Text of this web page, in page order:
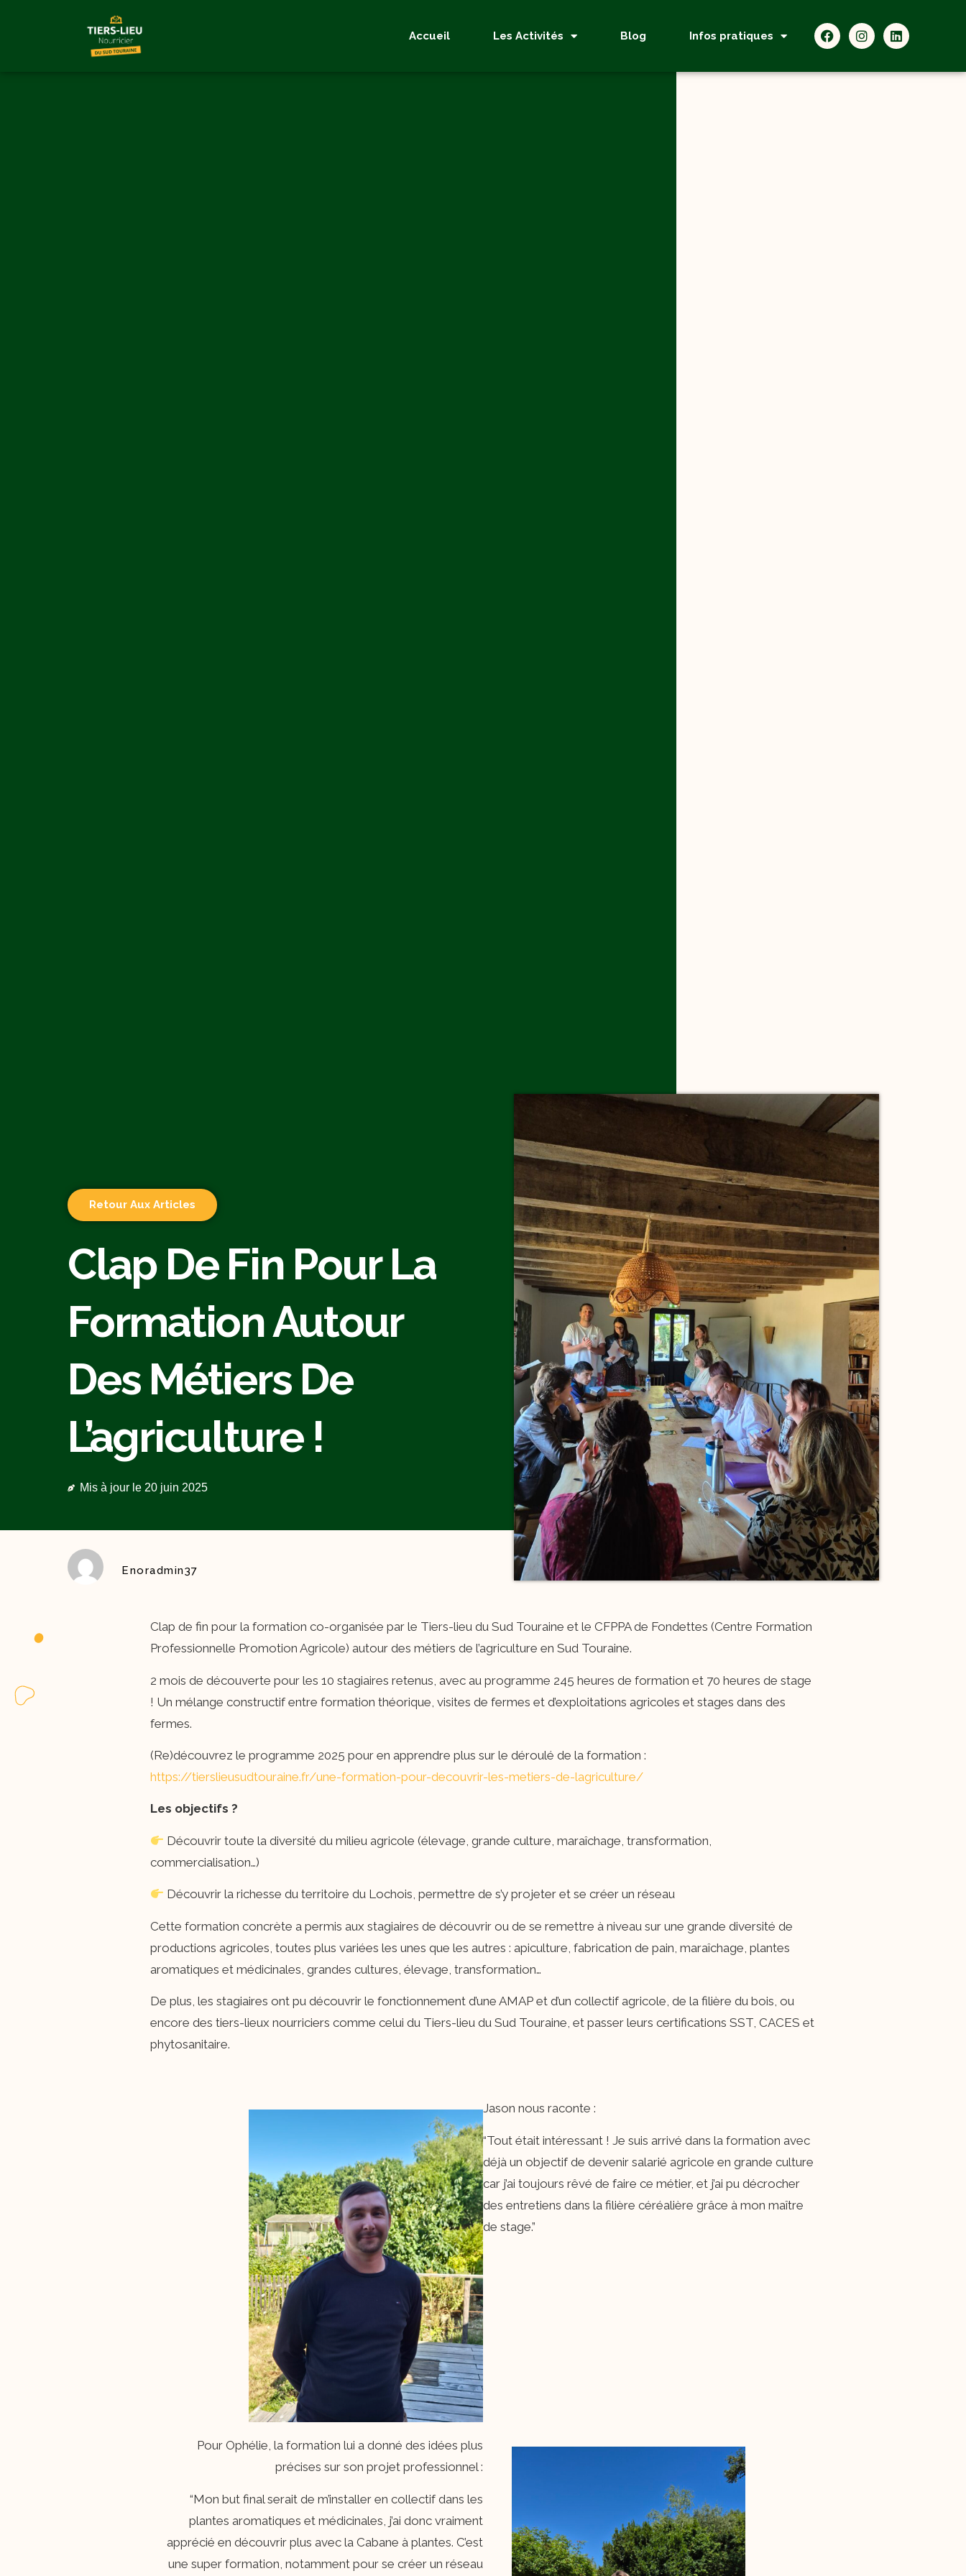
Accueil Les Activités Blog Infos pratiques
Retour Aux Articles
Clap De Fin Pour La
Formation Autour
Des Métiers De
L’agriculture !
Mis à jour le 20 juin 2025
Enoradmin37
Clap de fin pour la formation co-organisée par le Tiers-lieu du Sud Touraine et le CFPPA de Fondettes (Centre Formation
Professionnelle Promotion Agricole) autour des métiers de l’agriculture en Sud Touraine.
2 mois de découverte pour les 10 stagiaires retenus, avec au programme 245 heures de formation et 70 heures de stage
! Un mélange constructif entre formation théorique, visites de fermes et d’exploitations agricoles et stages dans des
fermes.
(Re)découvrez le programme 2025 pour en apprendre plus sur le déroulé de la formation :
https://tierslieusudtouraine.fr/une-formation-pour-decouvrir-les-metiers-de-lagriculture/
Les objectifs ?
​ Découvrir toute la diversité du milieu agricole (élevage, grande culture, maraîchage, transformation,
commercialisation…)
​ Découvrir la richesse du territoire du Lochois, permettre de s’y projeter et se créer un réseau
Cette formation concrète a permis aux stagiaires de découvrir ou de se remettre à niveau sur une grande diversité de
productions agricoles, toutes plus variées les unes que les autres : apiculture, fabrication de pain, maraîchage, plantes
aromatiques et médicinales, grandes cultures, élevage, transformation…
De plus, les stagiaires ont pu découvrir le fonctionnement d’une AMAP et d’un collectif agricole, de la filière du bois, ou
encore des tiers-lieux nourriciers comme celui du Tiers-lieu du Sud Touraine, et passer leurs certifications SST, CACES et
phytosanitaire.
Jason nous raconte :
“Tout était intéressant ! Je suis arrivé dans la formation avec
déjà un objectif de devenir salarié agricole en grande culture
car j’ai toujours rêvé de faire ce métier, et j’ai pu décrocher
des entretiens dans la filière céréalière grâce à mon maître
de stage.”
Pour Ophélie, la formation lui a donné des idées plus
précises sur son projet professionnel :
“Mon but final serait de m’installer en collectif dans les
plantes aromatiques et médicinales, j’ai donc vraiment
apprécié en découvrir plus avec la Cabane à plantes. C’est
une super formation, notamment pour se créer un réseau